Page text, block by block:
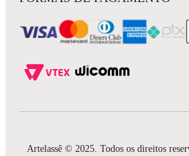
Artelassê © 2025. Todos os direitos